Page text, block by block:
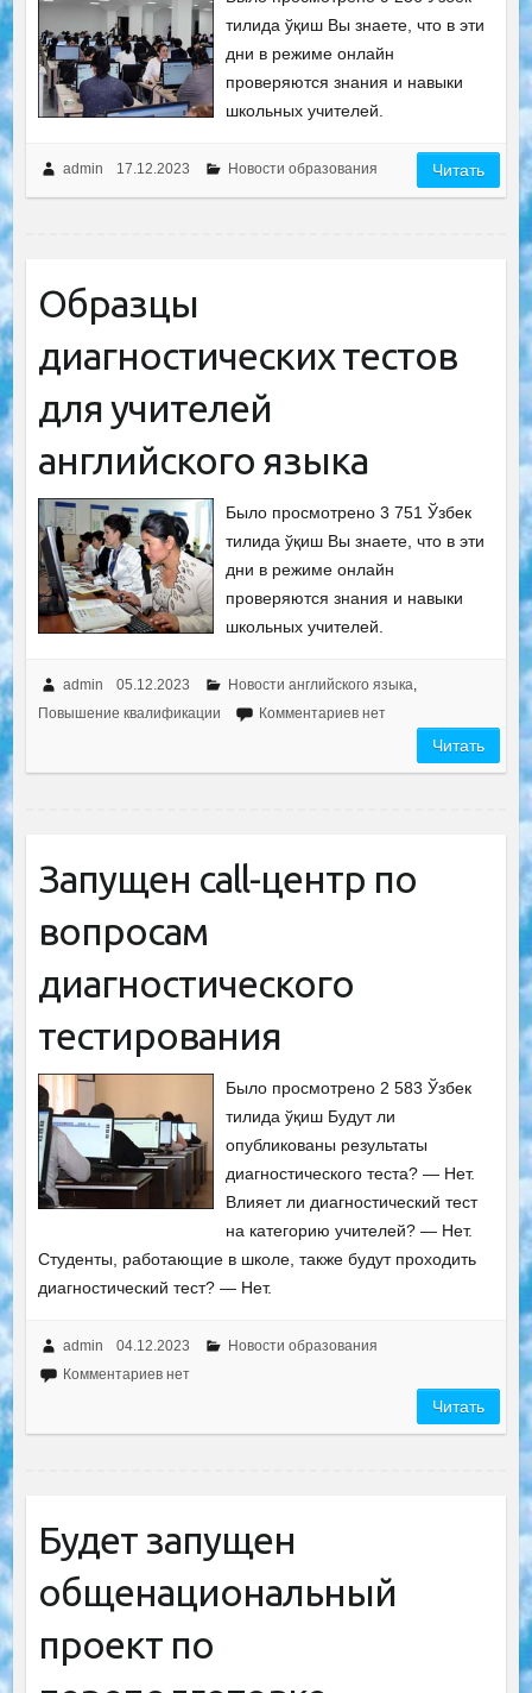
тилида ўқиш Вы знаете, что в эти
дни в режиме онлайн
проверяются знания и навыки
школьных учителей.
admin 17.12.2023 Новости образования Читать
Образцы
диагностических тестов
для учителей
английского языка
Было просмотрено 3 751 Ўзбек
тилида ўқиш Вы знаете, что в эти
дни в режиме онлайн
проверяются знания и навыки
школьных учителей.
admin 05.12.2023 Новости английского языка
Повышение квалификации
Комментариев нет
Читать
Запущен call-центр по
вопросам
диагностического
тестирования
Было просмотрено 2 583 Ўзбек
тилида ўқиш Будут ли
опубликованы результаты
диагностического теста? — Нет.
Влияет ли диагностический тест
на категорию учителей? — Нет.
Студенты, работающие в школе, также будут проходить
диагностический тест? — Нет.
admin 04.12.2023
Новости образования
Комментариев нет
Читать
Будет запущен
общенациональный
проект по